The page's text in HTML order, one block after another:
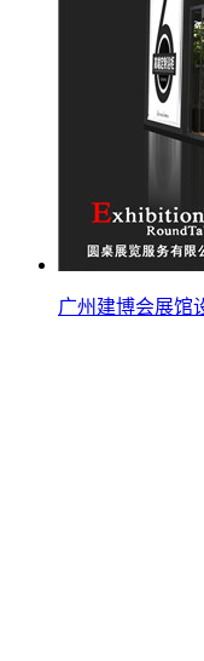
广州建博会展馆